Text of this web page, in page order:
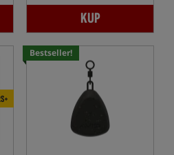
KUP
Bestseller!